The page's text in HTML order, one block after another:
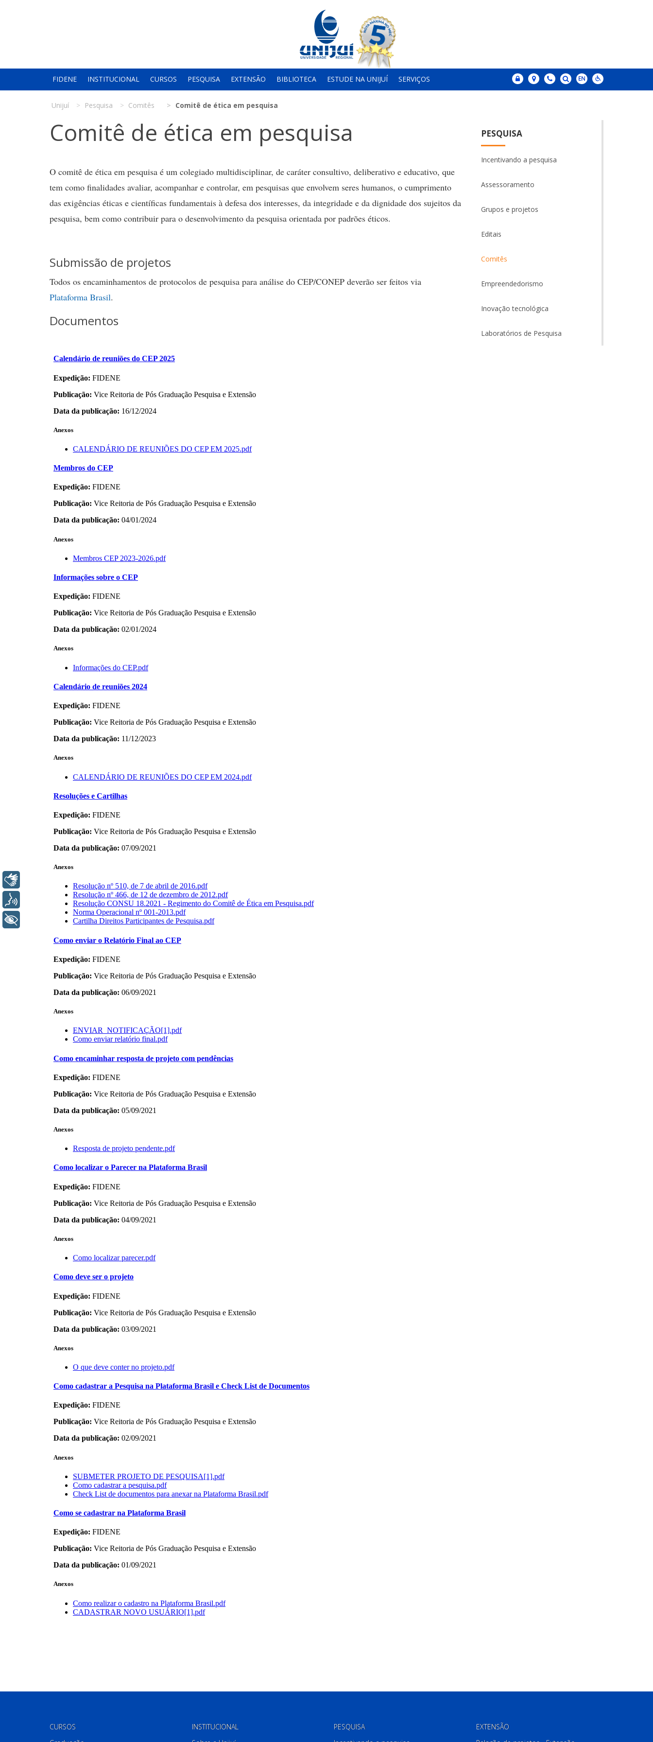
FIDENE INSTITUCIONAL CURSOS PESQUISA EXTENSÃO BIBLIOTECA ESTUDE NA UNIJUÍ SERVIÇOS
Unijuí Pesquisa Comitês Comitê de ética em pesquisa
Comitê de ética em pesquisa
O comitê de ética em pesquisa é um colegiado multidisciplinar, de caráter consultivo, deliberativo e educativo, que
tem como finalidades avaliar, acompanhar e controlar, em pesquisas que envolvem seres humanos, o cumprimento
das exigências éticas e científicas fundamentais à defesa dos interesses, da integridade e da dignidade dos sujeitos da
pesquisa, bem como contribuir para o desenvolvimento da pesquisa orientada por padrões éticos.
Submissão de projetos
Todos os encaminhamentos de protocolos de pesquisa para análise do CEP/CONEP deverão ser feitos via
Plataforma Brasil.
Documentos
PESQUISA
Incentivando a pesquisa
Assessoramento
Grupos e projetos
Editais
Comitês
Empreendedorismo
Inovação tecnológica
Laboratórios de Pesquisa
CURSOS
INSTITUCIONAL
PESQUISA
EXTENSÃO
+ Acessibilidade